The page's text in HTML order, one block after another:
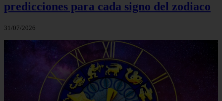
predicciones para cada signo del zodiaco
31/07/2026